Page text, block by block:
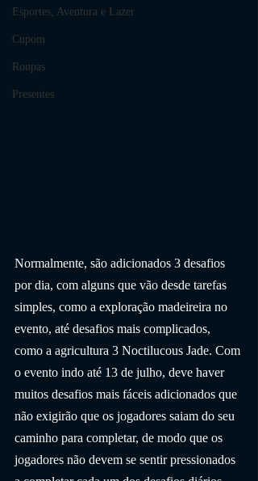
Esportes, Aventura e Lazer
Cupom
Roupas
Presentes
Normalmente, são adicionados 3 desafios
por dia, com alguns que vão desde tarefas
simples, como a exploração madeireira no
evento, até desafios mais complicados,
como a agricultura 3 Noctilucous Jade. Com
o evento indo até 13 de julho, deve haver
muitos desafios mais fáceis adicionados que
não exigirão que os jogadores saiam do seu
caminho para completar, de modo que os
jogadores não devem se sentir pressionados